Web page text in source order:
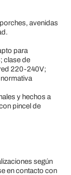
avenidas
para
clase de
220-240V;
y hechos a
pincel de
según
en contacto con